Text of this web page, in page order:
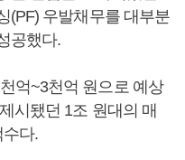
(PF) 우발채무를 대부분
공했다.
억~3천억 원으로 예상
시됐던 1조 원대의 매
다.